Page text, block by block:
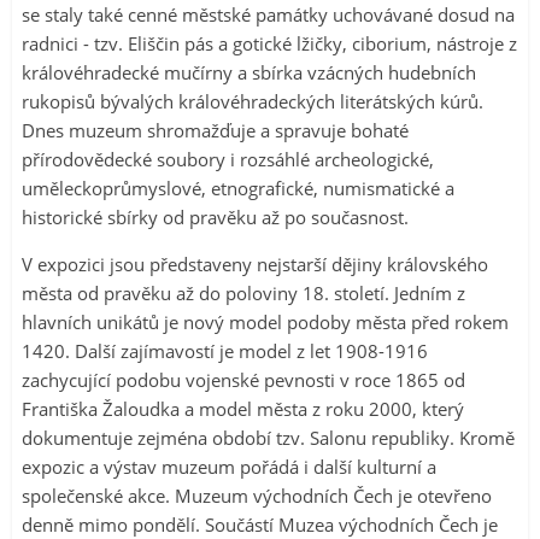
se staly také cenné městské památky uchovávané dosud na
radnici - tzv. Eliščin pás a gotické lžičky, ciborium, nástroje z
královéhradecké mučírny a sbírka vzácných hudebních
rukopisů bývalých královéhradeckých literátských kúrů.
Dnes muzeum shromažďuje a spravuje bohaté
přírodovědecké soubory i rozsáhlé archeologické,
uměleckoprůmyslové, etnografické, numismatické a
historické sbírky od pravěku až po současnost.
V expozici jsou představeny nejstarší dějiny královského
města od pravěku až do poloviny 18. století. Jedním z
hlavních unikátů je nový model podoby města před rokem
1420. Další zajímavostí je model z let 1908-1916
zachycující podobu vojenské pevnosti v roce 1865 od
Františka Žaloudka a model města z roku 2000, který
dokumentuje zejména období tzv. Salonu republiky. Kromě
expozic a výstav muzeum pořádá i další kulturní a
společenské akce. Muzeum východních Čech je otevřeno
denně mimo pondělí. Součástí Muzea východních Čech je